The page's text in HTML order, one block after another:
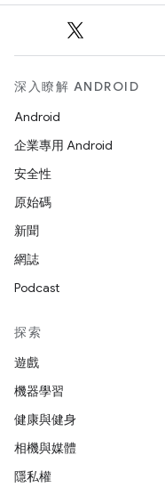
深入瞭解 ANDROID
Android
企業專用 Android
安全性
原始碼
新聞
網誌
Podcast
探索
遊戲
機器學習
健康與健身
相機與媒體
隱私權